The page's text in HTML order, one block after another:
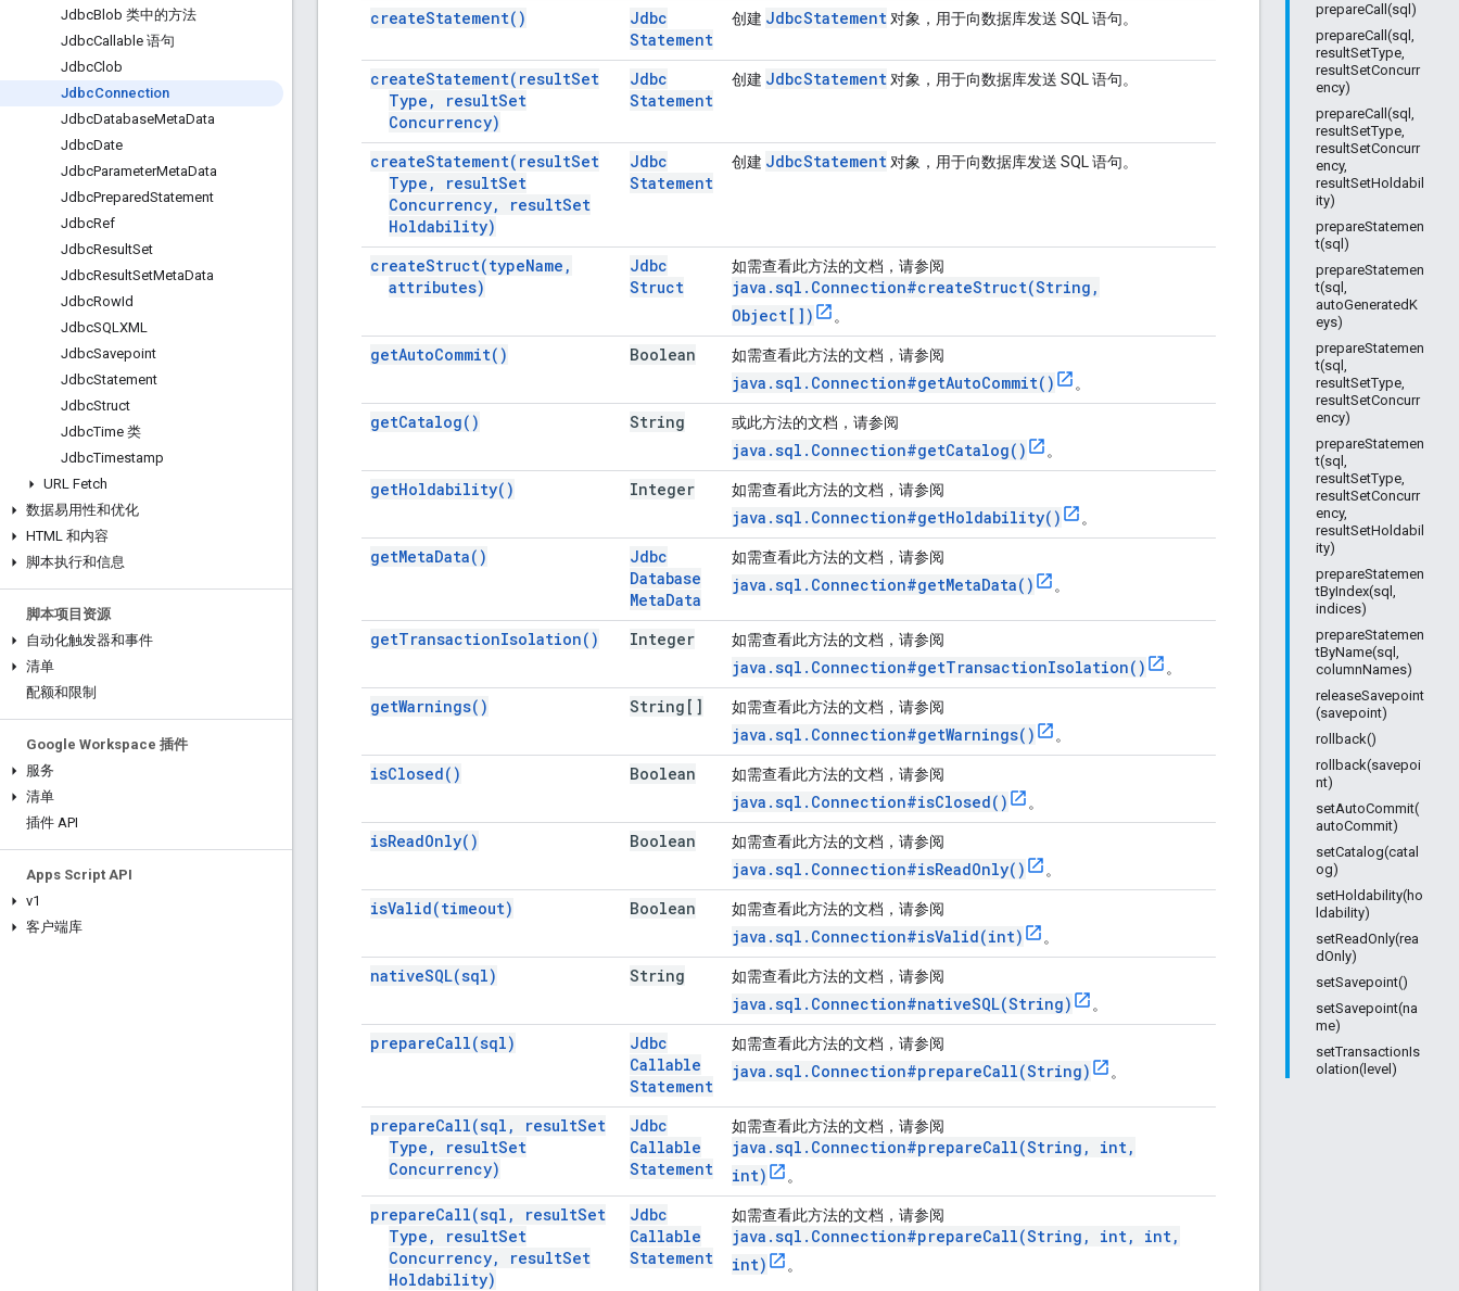
JdbcBlob 类中的方法
JdbcCallable 语句
JdbcClob
JdbcConnection
JdbcDatabaseMetaData
JdbcDate
JdbcParameterMetaData
JdbcPreparedStatement
JdbcRef
JdbcResultSet
JdbcResultSetMetaData
JdbcRowId
JdbcSQLXML
JdbcSavepoint
JdbcStatement
JdbcStruct
JdbcTime 类
JdbcTimestamp
URL Fetch
数据易用性和优化
HTML 和内容
脚本执行和信息
脚本项目资源
自动化触发器和事件
清单
配额和限制
Google Workspace 插件
服务
清单
插件 API
Apps Script API
v1
客户端库
prepareCall(sql)
prepareCall(sql,
resultSetType,
resultSetConcurr
ency)
prepareCall(sql,
resultSetType,
resultSetConcurr
ency,
resultSetHoldabil
ity)
prepareStatemen
t(sql)
prepareStatemen
t(sql,
autoGeneratedK
eys)
prepareStatemen
t(sql,
resultSetType,
resultSetConcurr
ency)
prepareStatemen
t(sql,
resultSetType,
resultSetConcurr
ency,
resultSetHoldabil
ity)
prepareStatemen
tByIndex(sql,
indices)
prepareStatemen
tByName(sql,
columnNames)
releaseSavepoint
(savepoint)
rollback()
rollback(savepoi
nt)
setAutoCommit(
autoCommit)
setCatalog(catal
og)
setHoldability(ho
ldability)
setReadOnly(rea
dOnly)
setSavepoint()
setSavepoint(na
me)
setTransactionIs
olation(level)
createStatement( )
Jdbc
Statement
创建 JdbcStatement 对象，用于向数据库发送 SQL 语句。
createStatement( resultSet
Type , resultSet
Concurrency)
Jdbc
Statement
创建 JdbcStatement 对象，用于向数据库发送 SQL 语句。
createStatement( resultSet
Type , resultSet
Concurrency, resultSet
Holdability)
Jdbc
Statement
创建 JdbcStatement 对象，用于向数据库发送 SQL 语句。
createStruct(typeName ,
attributes)
Jdbc
Struct
如需查看此方法的文档，请参阅
java.sql.Connection#createStruct(String,
Object[])
。
getAutoCommit( ) Boolean 如需查看此方法的文档，请参阅
java.sql.Connection#getAutoCommit() 。
getCatalog( ) String 或此方法的文档，请参阅
java.sql.Connection#getCatalog() 。
getHoldability( ) Integer 如需查看此方法的文档，请参阅
java.sql.Connection#getHoldability() 。
getMetaData( )
Jdbc
Database
MetaData
如需查看此方法的文档，请参阅
java.sql.Connection#getMetaData() 。
getTransactionIsolation( ) Integer 如需查看此方法的文档，请参阅
java.sql.Connection#getTransactionIsolation() 。
getWarnings( ) String[] 如需查看此方法的文档，请参阅
java.sql.Connection#getWarnings() 。
isClosed( ) Boolean 如需查看此方法的文档，请参阅
java.sql.Connection#isClosed() 。
isReadOnly( ) Boolean 如需查看此方法的文档，请参阅
java.sql.Connection#isReadOnly() 。
isValid(timeout) Boolean 如需查看此方法的文档，请参阅
java.sql.Connection#isValid(int) 。
nativeSQL(sql) String 如需查看此方法的文档，请参阅
java.sql.Connection#nativeSQL(String) 。
prepareCall(sql)
Jdbc
Callable
Statement
如需查看此方法的文档，请参阅
java.sql.Connection#prepareCall(String) 。
prepareCall(sql , resultSet
Type , resultSet
Concurrency)
Jdbc
Callable
Statement
如需查看此方法的文档，请参阅
java.sql.Connection#prepareCall(String, int,
int)
。
prepareCall(sql , resultSet
Type , resultSet
Concurrency, resultSet
Holdability)
Jdbc
Callable
Statement
如需查看此方法的文档，请参阅
java.sql.Connection#prepareCall(String, int, int,
int)
。